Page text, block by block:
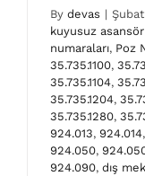
By devas |
kuyusuz
numaraları, Poz
35.735.1100,
35.735.1104,
35.735.1204,
35.735.1280,
924.013, 924.014,
924.050,
924.090, dış